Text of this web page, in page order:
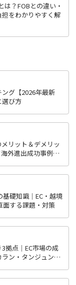
は？FOBとの違い・
をわかりやすく解
グ【2026年最新
選び方
メリット＆デメリッ
外進出成功事例と
基礎知識｜EC・越境
面する課題・対策
拠点｜EC市場の成
ン・タンジュンプ